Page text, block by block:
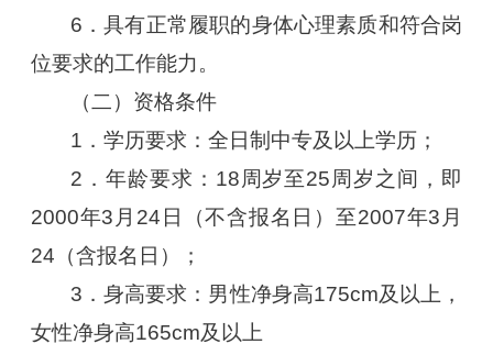
6．具有正常履职的身体心理素质和符合岗
位要求的工作能力。
（二）资格条件
1．学历要求：全日制中专及以上学历；
2．年龄要求：18周岁至25周岁之间，即
2000年3月24日（不含报名日）至2007年3月
24（含报名日）；
3．身高要求：男性净身高175cm及以上，
女性净身高165cm及以上